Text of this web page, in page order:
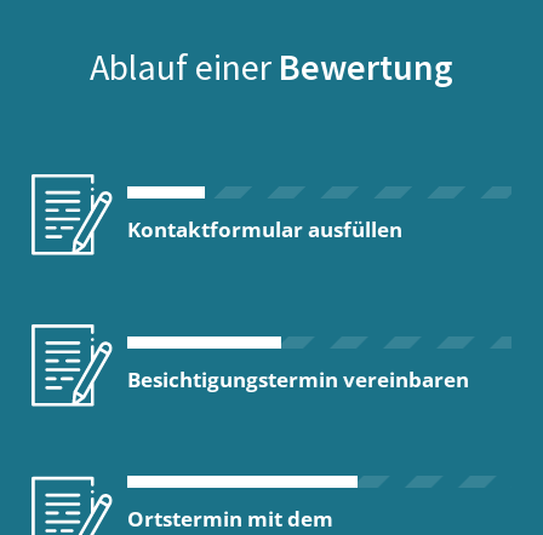
Ablauf einer Bewertung
Kontaktformular ausfüllen
Besichtigungstermin vereinbaren
Ortstermin mit dem